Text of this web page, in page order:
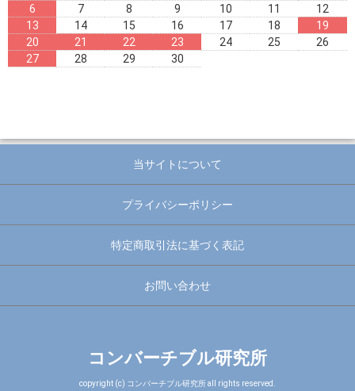
6
7 8 9 10 11
12
13
14 15 16 17 18
19
20
21 22 23 24 25
26
27
28 29 30
当サイトについて
プライバシーポリシー
特定商取引法に基づく表記
お問い合わせ
コンバーチブル研究所
copyright (c) コンバーチブル研究所 all rights reserved.